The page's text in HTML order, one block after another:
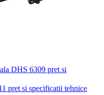
DHS 6309 pret si
pret si specificatii tehnice